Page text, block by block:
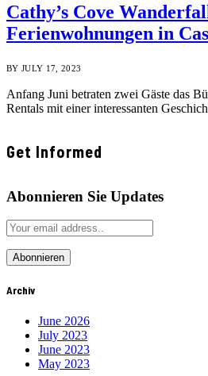
Cathy’s Cove
Ferienwohnungen in
BY JULY 17, 2023
Anfang Juni betraten zwei Gäste das
Rentals mit einer interessanten
Get Informed
Abonnieren Sie Updates
Archiv
June 2026
July 2023
June 2023
May 2023